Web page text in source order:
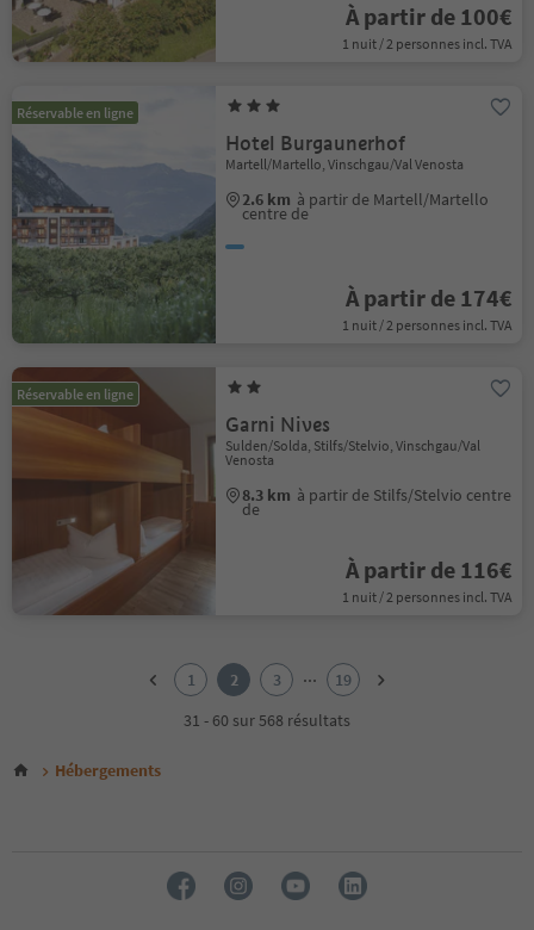
À partir de 100€
1 nuit / 2 personnes incl. TVA
Réservable en ligne
Hotel Burgaunerhof
Martell/Martello, Vinschgau/Val Venosta
2.6 km à partir de Martell/Martello
centre de
À partir de 174€
1 nuit / 2 personnes incl. TVA
Réservable en ligne
Garni Nives
Sulden/Solda, Stilfs/Stelvio, Vinschgau/Val
Venosta
8.3 km à partir de Stilfs/Stelvio centre
de
À partir de 116€
1 nuit / 2 personnes incl. TVA
6
1 2 3 ...
19
31 - 60 sur 568 résultats
Hébergements